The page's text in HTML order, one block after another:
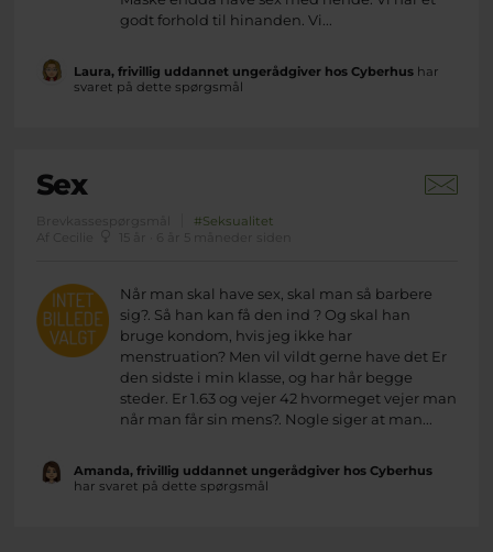
godt forhold til hinanden. Vi...
Laura, frivillig uddannet ungerådgiver hos Cyberhushar
svaret på dette spørgsmål
Sex
Brevkassespørgsmål
#Seksualitet
Af Cecilie
15 år · 6 år 5 måneder siden
Når man skal have sex, skal man så barbere
sig?. Så han kan få den ind ? Og skal han
bruge kondom, hvis jeg ikke har
menstruation? Men vil vildt gerne have det Er
den sidste i min klasse, og har hår begge
steder. Er 1.63 og vejer 42 hvormeget vejer man
når man får sin mens?. Nogle siger at man...
Amanda, frivillig uddannet ungerådgiver hos Cyberhus
har svaret på dette spørgsmål